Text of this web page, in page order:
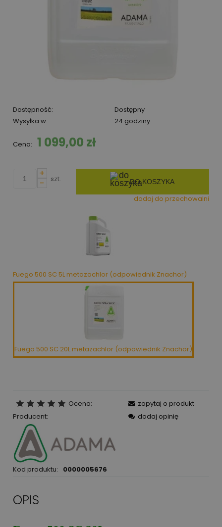
Dostępność:
Dostępny
Wysyłka w:
24 godziny
Cena: 1 099,00 zł
Fuego 500 SC 5L metazachlor (odpowiednik Znachor)
Fuego 500 SC 20L metazachlor (odpowiednik Znachor)
+
-
szt. DO KOSZYKA
dodaj do przechowalni
Ocena:
Producent:
Kod produktu: 0000005676
zapytaj o produkt
dodaj opinię
OPIS